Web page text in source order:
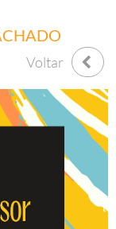
Voltar